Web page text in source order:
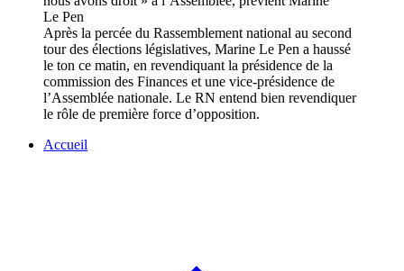
Après la percée du Rassemblement national au second
tour des élections législatives, Marine Le Pen a haussé
le ton ce matin, en revendiquant la présidence de la
commission des Finances et une vice-présidence de
l’Assemblée nationale. Le RN entend bien revendiquer
le rôle de première force d’opposition.
Accueil